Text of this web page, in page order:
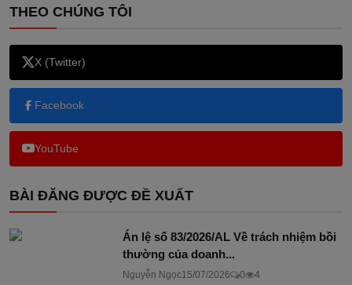
THEO CHÚNG TÔI
X (Twitter)
Facebook
YouTube
BÀI ĐĂNG ĐƯỢC ĐỀ XUẤT
Án lệ số 83/2026/AL Về trách nhiệm bồi
thường của doanh...
Nguyễn Ngọc15/07/2026 0 4